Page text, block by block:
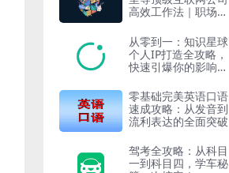
高效工作法｜职场人
从零到一：知识星球
个人IP打造全攻略，
快速引爆你的影响
零基础完美英语口语
速成攻略：从发音到
流利表达的全面突破
驾考全攻略：从科目
一到科目四，学车秘